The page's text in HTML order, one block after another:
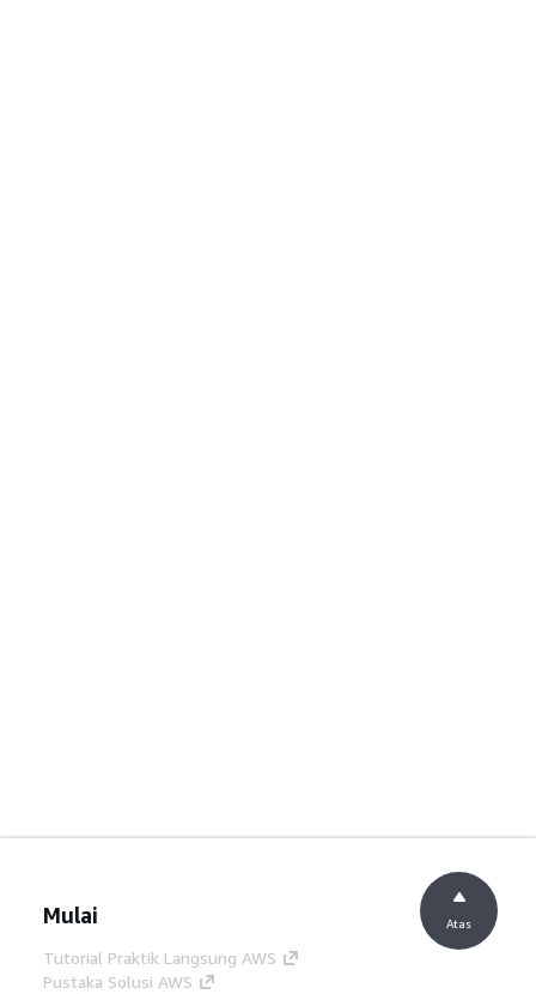
Mulai
Tutorial Praktik Langsung AWS
Pustaka Solusi AWS
Atas